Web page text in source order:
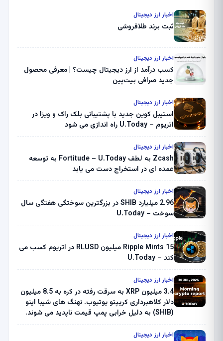
اخبار ارز دیجیتال
ثبت برند طلافروشی
اخبار ارز دیجیتال
کسب درآمد از ارز دیجیتال چیست؟ | معرفی محصول
جدید صرافی بیت‌پین
اخبار ارز دیجیتال
استیبل کوین جدید با پشتیبانی بلک راک و ویزا در
اتریوم – U.Today راه اندازی می شود
اخبار ارز دیجیتال
Zcash به لطف Fortitude – U.Today به توسعه
عمده ای در استخراج دست می یابد
اخبار ارز دیجیتال
2.96 میلیارد SHIB در بزرگترین سوختگی هفتگی سال
سوخت – U.Today
اخبار ارز دیجیتال
Ripple Mints 15 میلیون RLUSD در اتریوم کسب می
کند – U.Today
اخبار ارز دیجیتال
3.4 میلیون XRP به سرقت رفته در کره به 8.5 میلیون
دلار کلاهبرداری کریپتو یوتیوب. نهنگ های شیبا اینو
(SHIB) به دلیل خرابی پمپ قیمت ناپدید می شوند.
ثبت کرد – گزارش کریپتو صبح – U.Today
اخبار ارز دیجیتال